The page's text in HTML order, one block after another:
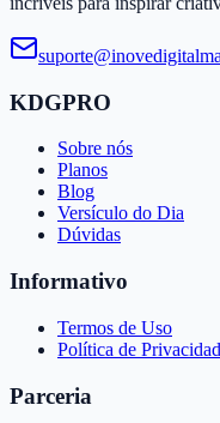
KDGPRO
Sobre nós
Planos
Blog
Versículo do Dia
Dúvidas
Informativo
Termos de Uso
Política de
Parceria